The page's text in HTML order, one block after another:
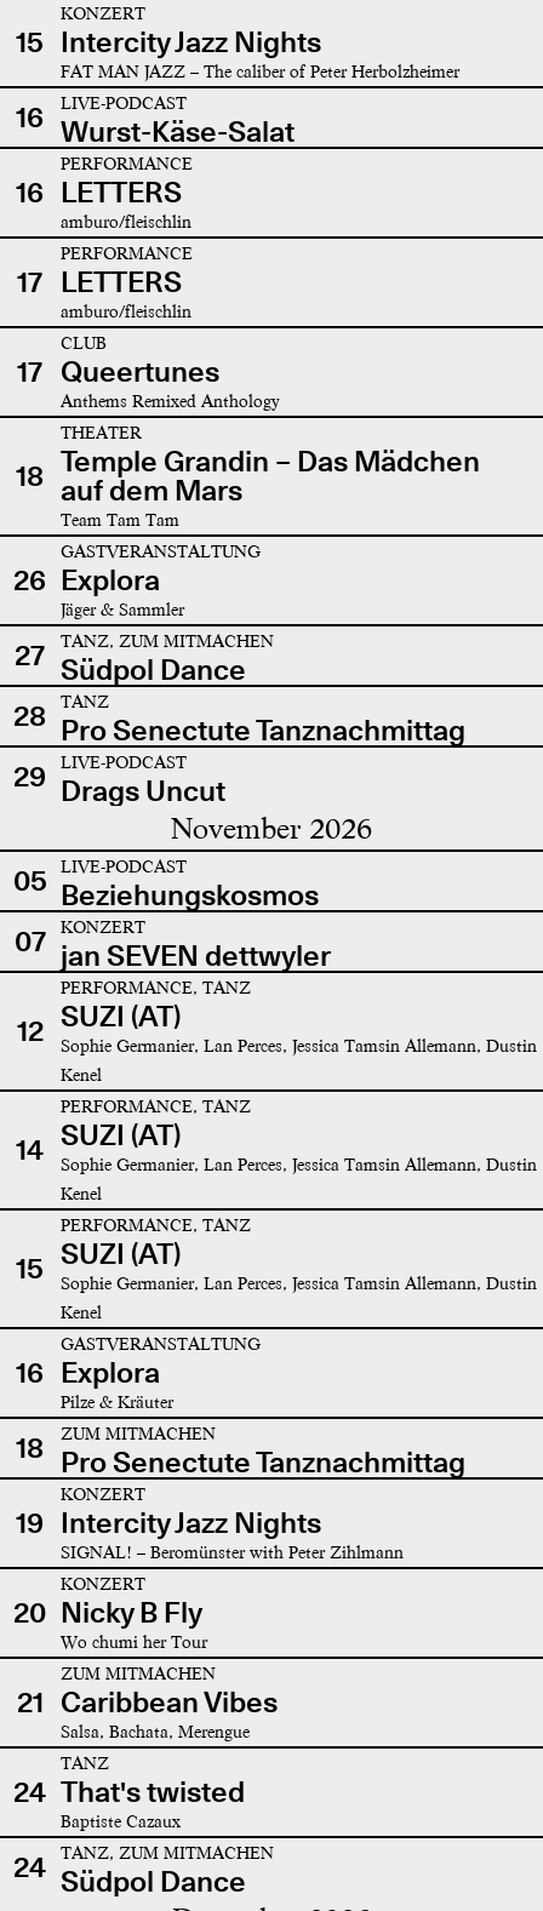
15
KONZERT
Intercity Jazz Nights
FAT MAN JAZZ – The caliber of Peter Herbolzheimer
16 LIVE-PODCAST
Wurst-Käse-Salat
16
PERFORMANCE
LETTERS
amburo/fleischlin
17
PERFORMANCE
LETTERS
amburo/fleischlin
17
CLUB
Queertunes
Anthems Remixed Anthology
18
THEATER
Temple Grandin – Das Mädchen
auf dem Mars
Team Tam Tam
26
GASTVERANSTALTUNG
Explora
Jäger & Sammler
27 TANZ, ZUM MITMACHEN
Südpol Dance
28
TANZ
Pro Senectute Tanznachmittag
29
LIVE-PODCAST
Drags Uncut
November 2026
05 LIVE-PODCAST
Beziehungskosmos
07
KONZERT
jan SEVEN dettwyler
12
PERFORMANCE, TANZ
SUZI (AT)
Sophie Germanier, Lan Perces, Jessica Tamsin Allemann, Dustin
Kenel
14
PERFORMANCE, TANZ
SUZI (AT)
Sophie Germanier, Lan Perces, Jessica Tamsin Allemann, Dustin
Kenel
15
PERFORMANCE, TANZ
SUZI (AT)
Sophie Germanier, Lan Perces, Jessica Tamsin Allemann, Dustin
Kenel
16
GASTVERANSTALTUNG
Explora
Pilze & Kräuter
18 ZUM MITMACHEN
Pro Senectute Tanznachmittag
19
KONZERT
Intercity Jazz Nights
SIGNAL! – Beromünster with Peter Zihlmann
20
KONZERT
Nicky B Fly
Wo chumi her Tour
21
ZUM MITMACHEN
Caribbean Vibes
Salsa, Bachata, Merengue
24
TANZ
That's twisted
Baptiste Cazaux
24 TANZ, ZUM MITMACHEN
Südpol Dance